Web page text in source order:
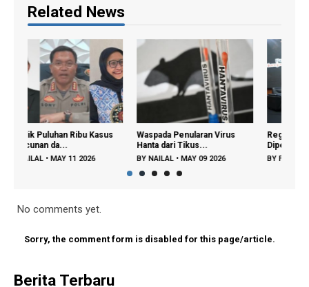
Related News
Waspada Penularan Virus
Hanta dari Tikus...
BYNAILAL •MAY 09 2026
Regenerasi Petani Muda
Dipercepat, Menta...
BYFAJAR A •DEC 22 2025
No comments yet.
Sorry, the comment form is disabled for this page/article.
Berita Terbaru